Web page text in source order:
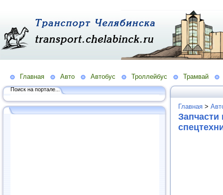
Главная Авто Автобус Троллейбус Трамвай
Поиск на портале...
Главная >